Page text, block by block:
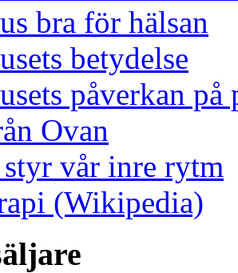
bra för hälsan
betydelse
påverkan på
Ovan
vår inre rytm
(Wikipedia)